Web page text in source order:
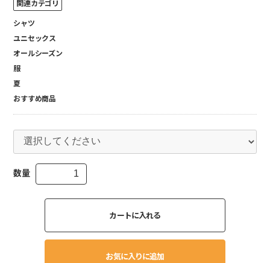
関連カテゴリ
シャツ
ユニセックス
オールシーズン
服
夏
おすすめ商品
数量
カートに入れる
お気に入りに追加